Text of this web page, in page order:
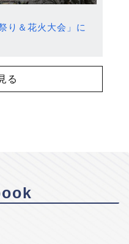
り＆花火大会」に
る